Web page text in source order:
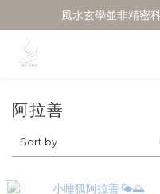
阿拉善
Sort by
風水玄學並非精密